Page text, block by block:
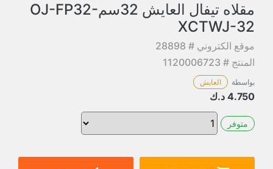
مقلاه تيفال العايش 32سمOJ-FP32-
XCTWJ-32
موقع الكتروني # 28898
المنتج # 1120006723
بواسطة العايش
4.750 د.ك
متوفر